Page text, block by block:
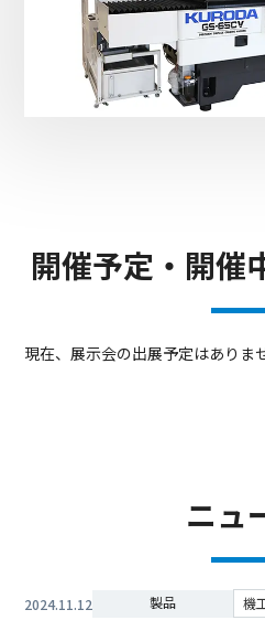
開催予定・開催
現在、展示会の出展予定はありま
ニュ
2024.11.12 製品 機